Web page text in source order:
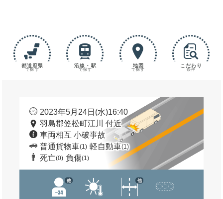
都道府県
で探す
沿線・駅
で探す
地図
で探す
こだわり
条件
2023年5月24日(水)16:40
羽島郡笠松町江川 付近
車両相互 小破事故
普通貨物車(1) 軽自動車(1)
死亡(0) 負傷(1)
他 他